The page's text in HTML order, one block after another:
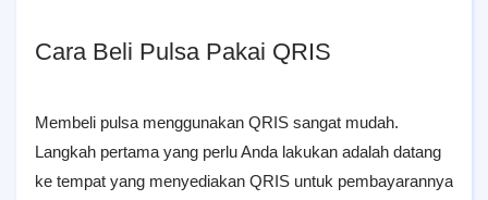
Cara Beli Pulsa Pakai QRIS
Membeli pulsa menggunakan QRIS sangat mudah.
Langkah pertama yang perlu Anda lakukan adalah datang
ke tempat yang menyediakan QRIS untuk pembayarannya